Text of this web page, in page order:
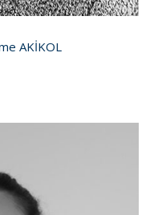
AKİKOL